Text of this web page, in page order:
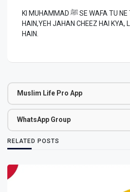
KI MUHAMMAD ﷺ SE WAFA TU NE TO HUM TERE
HAIN,YEH JAHAN CHEEZ HAI KYA,
HAIN.
Muslim Life Pro App
WhatsApp Group
RELATED POSTS